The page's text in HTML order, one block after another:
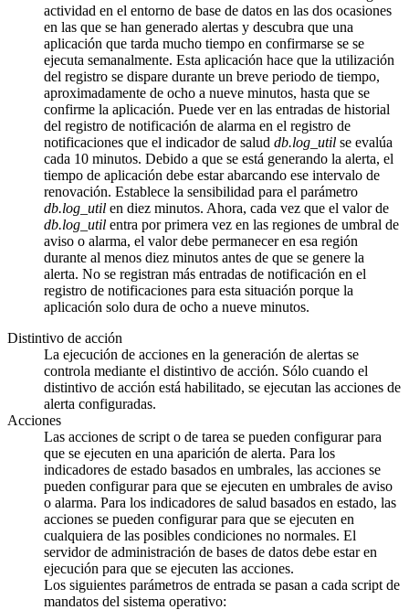
actividad en el entorno de base de datos en las dos ocasiones
en las que se han generado alertas y descubra que una
aplicación que tarda mucho tiempo en confirmarse se se
ejecuta semanalmente. Esta aplicación hace que la utilización
del registro se dispare durante un breve periodo de tiempo,
aproximadamente de ocho a nueve minutos, hasta que se
confirme la aplicación. Puede ver en las entradas de historial
del registro de notificación de alarma en el registro de
notificaciones que el indicador de salud db.log_util se evalúa
cada 10 minutos. Debido a que se está generando la alerta, el
tiempo de aplicación debe estar abarcando ese intervalo de
renovación. Establece la sensibilidad para el parámetro
db.log_util en diez minutos. Ahora, cada vez que el valor de
db.log_util entra por primera vez en las regiones de umbral de
aviso o alarma, el valor debe permanecer en esa región
durante al menos diez minutos antes de que se genere la
alerta. No se registran más entradas de notificación en el
registro de notificaciones para esta situación porque la
aplicación solo dura de ocho a nueve minutos.
Distintivo de acción
La ejecución de acciones en la generación de alertas se
controla mediante el distintivo de acción. Sólo cuando el
distintivo de acción está habilitado, se ejecutan las acciones de
alerta configuradas.
Acciones
Las acciones de script o de tarea se pueden configurar para
que se ejecuten en una aparición de alerta. Para los
indicadores de estado basados en umbrales, las acciones se
pueden configurar para que se ejecuten en umbrales de aviso
o alarma. Para los indicadores de salud basados en estado, las
acciones se pueden configurar para que se ejecuten en
cualquiera de las posibles condiciones no normales. El
servidor de administración de bases de datos debe estar en
ejecución para que se ejecuten las acciones.
Los siguientes parámetros de entrada se pasan a cada script de
mandatos del sistema operativo: